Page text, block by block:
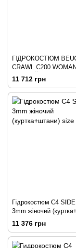
ГІДРОКОСТЮМ
CRAWL C200
ЧОРНИЙ
11 712 грн
Гідрокостюм С4
3mm жіночий
size 3
11 376 грн